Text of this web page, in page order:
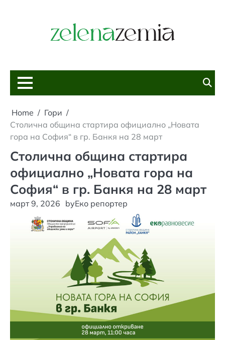
Home
Гори
Столична община стартира официално „Новата
гора на София“ в гр. Банкя на 28 март
Столична община стартира
официално „Новата гора на
София“ в гр. Банкя на 28 март
март 9, 2026 byЕко репортер